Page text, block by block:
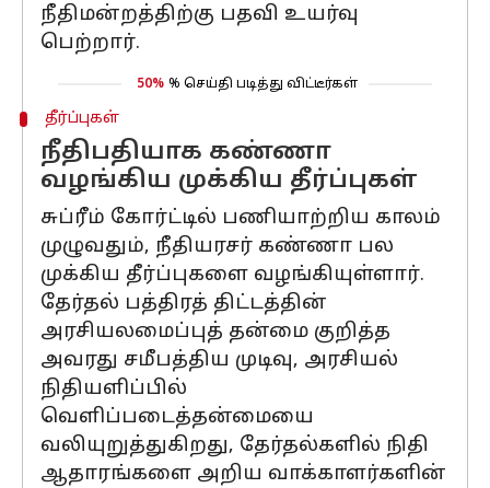
நீதிமன்றத்திற்கு பதவி உயர்வு
பெற்றார்.
50% % செய்தி படித்து விட்டீர்கள்
தீர்ப்புகள்
நீதிபதியாக கண்ணா
வழங்கிய முக்கிய தீர்ப்புகள்
சுப்ரீம் கோர்ட்டில் பணியாற்றிய காலம்
முழுவதும், நீதியரசர் கண்ணா பல
முக்கிய தீர்ப்புகளை வழங்கியுள்ளார்.
தேர்தல் பத்திரத் திட்டத்தின்
அரசியலமைப்புத் தன்மை குறித்த
அவரது சமீபத்திய முடிவு, அரசியல்
நிதியளிப்பில்
வெளிப்படைத்தன்மையை
வலியுறுத்துகிறது, தேர்தல்களில் நிதி
ஆதாரங்களை அறிய வாக்காளர்களின்